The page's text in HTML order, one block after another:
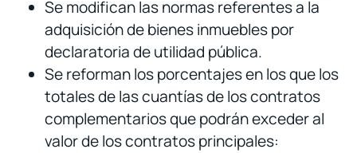
Se modifican las normas referentes a la
adquisición de bienes inmuebles por
declaratoria de utilidad pública.
Se reforman los porcentajes en los que los
totales de las cuantías de los contratos
complementarios que podrán exceder al
valor de los contratos principales: